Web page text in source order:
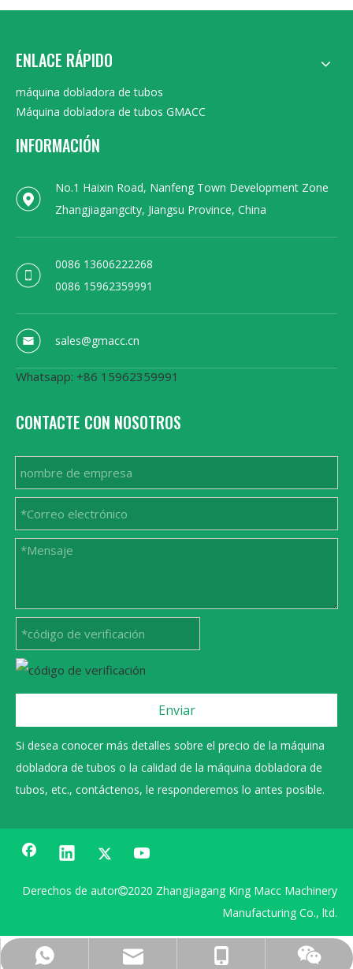
+86 15962359991
sales@gmacc.cn
0086 13606222268
15962359991
ENLACE RÁPIDO
máquina dobladora de tubos
Máquina dobladora de tubos GMACC
INFORMACIÓN
No.1 Haixin Road, Nanfeng Town Development Zone
Zhangjiagangcity, Jiangsu Province, China
0086 13606222268
0086 15962359991
sales@gmacc.cn
Whatsapp: +86 15962359991
CONTACTE CON NOSOTROS
Enviar
Si desea conocer más detalles sobre el precio de la máquina
dobladora de tubos o la calidad de la máquina dobladora de
tubos, etc., contáctenos, le responderemos lo antes posible.
Derechos de autor2020 Zhangjiagang King Macc Machinery
Manufacturing Co., ltd.